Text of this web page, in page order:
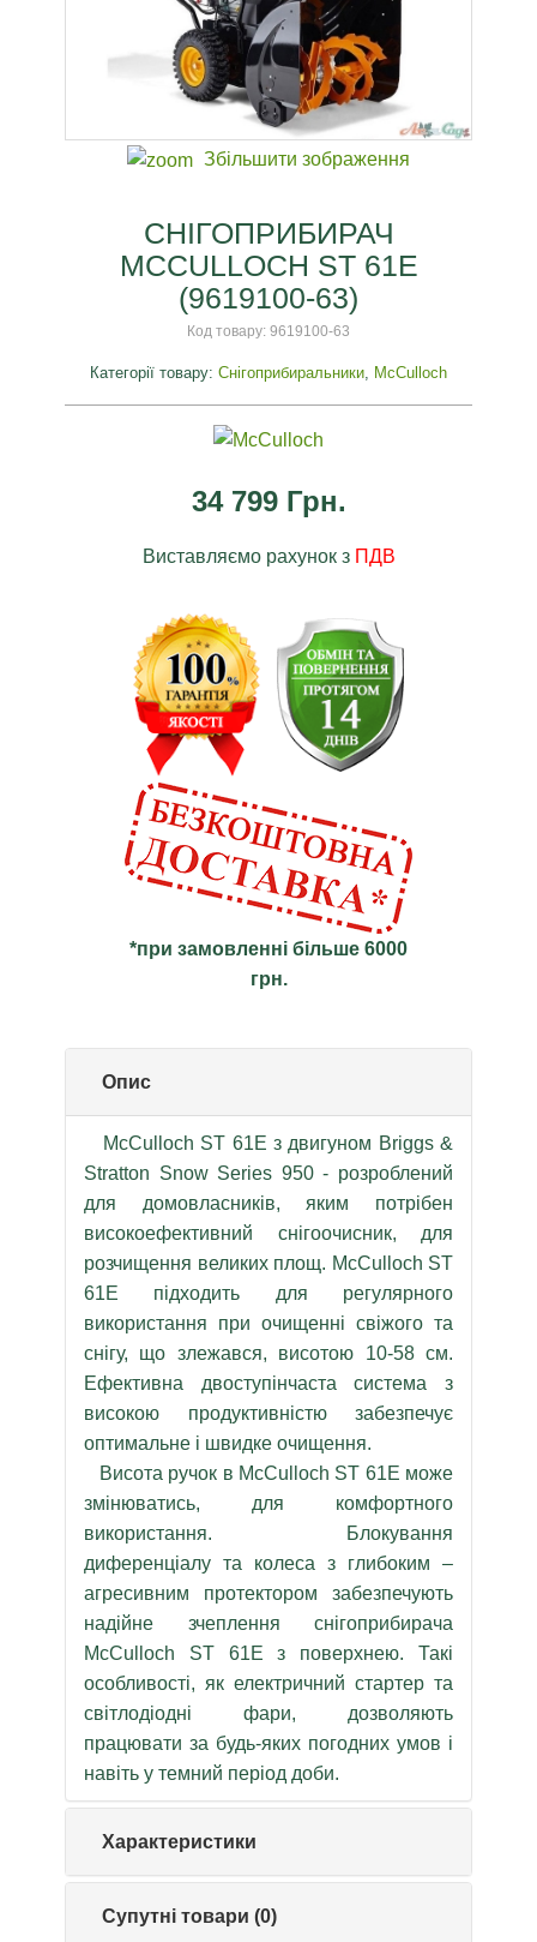
Збільшити зображення
СНІГОПРИБИРАЧ
MCCULLOCH ST 61E
(9619100-63)
Код товару: 9619100-63
Категорії товару: Снігоприбиральники McCulloch
34 799 Грн.
Виставляємо рахунок з ПДВ
*при замовленні більше 6000
грн.
Опис
McCulloch ST 61E з двигуном Briggs &
Stratton Snow Series 950 - розроблений
для домовласників, яким потрібен
високоефективний снігоочисник, для
розчищення великих площ. McCulloch ST
61E підходить для регулярного
використання при очищенні свіжого та
снігу, що злежався, висотою 10-58 см.
Ефективна двоступінчаста система з
високою продуктивністю забезпечує
оптимальне і швидке очищення.
Висота ручок в McCulloch ST 61E може
змінюватись, для комфортного
використання. Блокування
диференціалу та колеса з глибоким –
агресивним протектором забезпечують
надійне зчеплення снігоприбирача
McCulloch ST 61E з поверхнею. Такі
особливості, як електричний стартер та
світлодіодні фари, дозволяють
працювати за будь-яких погодних умов і
навіть у темний період доби.
Характеристики
Супутні товари (0)